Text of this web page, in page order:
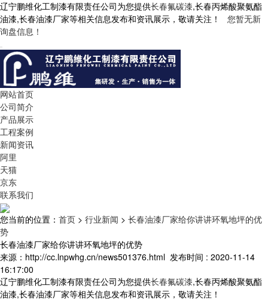
辽宁鹏维化工制漆有限责任公司为您提供长春氟碳漆,长春丙烯酸聚氨酯
油漆,长春油漆厂家等相关信息发布和资讯展示，敬请关注！ 您暂无新
询盘信息！
网站首页
公司简介
产品展示
工程案例
新闻资讯
阿里
天猫
京东
联系我们
您当前的位置： 首页 > 行业新闻 > 长春油漆厂家给你讲讲环氧地坪的优
势
长春油漆厂家给你讲讲环氧地坪的优势
来源：http://cc.lnpwhg.cn/news501376.html 发布时间 : 2020-11-14
16:17:00
辽宁鹏维化工制漆有限责任公司为您提供长春氟碳漆,长春丙烯酸聚氨酯
油漆,长春油漆厂家等相关信息发布和资讯展示，敬请关注！